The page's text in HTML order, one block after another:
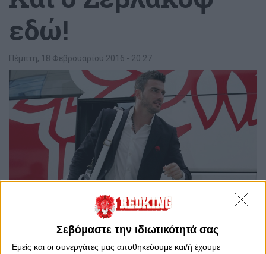
Σεβόμαστε την ιδιωτικότητά σας
Εμείς και οι συνεργάτες μας αποθηκεύουμε και/ή έχουμε
εδώ!
Πέμπτη, 18 Φεβρουαρίου 2016 - 20:27